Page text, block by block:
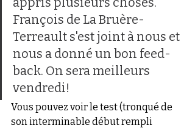
François de La Bruère-
Terreault s'est joint à nous et
nous a donné un bon feed-
back. On sera meilleurs
vendredi!
Vous pouvez voir le test (tronqué de
son interminable début rempli